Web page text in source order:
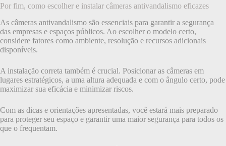
Por fim, como escolher e instalar câmeras antivandalismo eficazes
As câmeras antivandalismo são essenciais para garantir a segurança
das empresas e espaços públicos. Ao escolher o modelo certo,
considere fatores como ambiente, resolução e recursos adicionais
disponíveis.
A instalação correta também é crucial. Posicionar as câmeras em
lugares estratégicos, a uma altura adequada e com o ângulo certo, pode
maximizar sua eficácia e minimizar riscos.
Com as dicas e orientações apresentadas, você estará mais preparado
para proteger seu espaço e garantir uma maior segurança para todos os
que o frequentam.